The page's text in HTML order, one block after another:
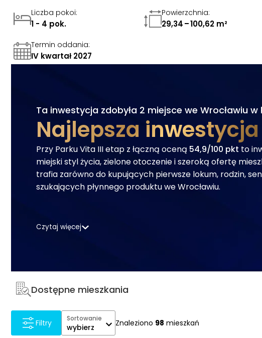
Liczba pokoi:
1 - 4 pok.
Powierzchnia:
29,34 – 100,62 m²
Termin oddania:
IV kwartał 2027
Ta inwestycja zdobyła 2 miejsce we Wrocławiu w
Najlepsza inwestycja
Przy Parku Vita III etap z łączną oceną 54,9/100 pkt to
miejski styl życia, zielone otoczenie i szeroką ofertę
trafia zarówno do kupujących pierwsze lokum, rodzin,
szukających płynnego produktu we Wrocławiu.
Czytaj więcej
Dostępne mieszkania
Filtry Sortowanie
wybierz Znaleziono 98 mieszkań